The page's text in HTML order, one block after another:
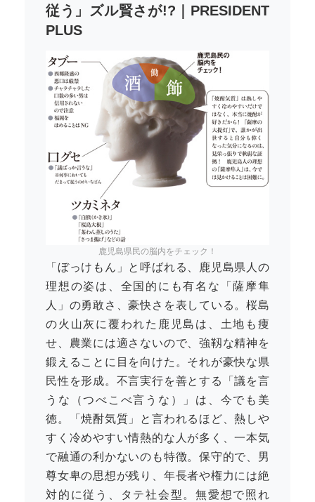
従う」ズル賢さが!?｜PRESIDENT
PLUS
鹿児島県民の脳内をチェック！
「ぼっけもん」と呼ばれる、鹿児島県人の
理想の姿は、全国的にも有名な「薩摩隼
人」の勇敢さ、豪快さを表している。桜島
の火山灰に覆われた鹿児島は、土地も痩
せ、農業には適さないので、強靱な精神を
鍛えることに目を向けた。それが豪快な県
民性を形成。不言実行を善とする「議を言
うな（つべこべ言うな）」は、今でも美
徳。「焼酎気質」と言われるほど、熱しや
すく冷めやすい情熱的な人が多く、一本気
で融通の利かないのも特徴。保守的で、男
尊女卑の思想が残り、年長者や権力には絶
対的に従う、タテ社会型。無愛想で照れ